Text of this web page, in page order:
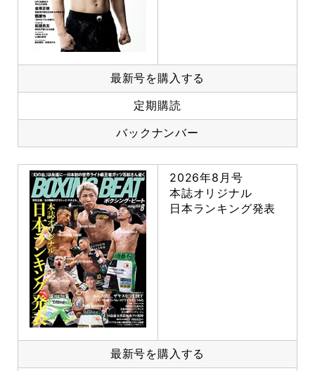
最新号を購入する
定期購読
バックナンバー
2026年8月号
本誌オリジナル
日本ランキング発表
最新号を購入する